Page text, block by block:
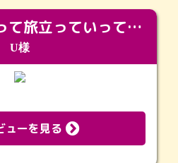
「カッコよくなって旅立っていってくれました（笑）もっとカッコいいって言ってあげればよかったな」
U様
ューを見る